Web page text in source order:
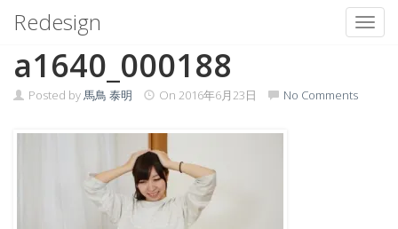
content
Redesign
a1640_000188
Posted by馬鳥 泰明 On 2016年6月23日 No Comments